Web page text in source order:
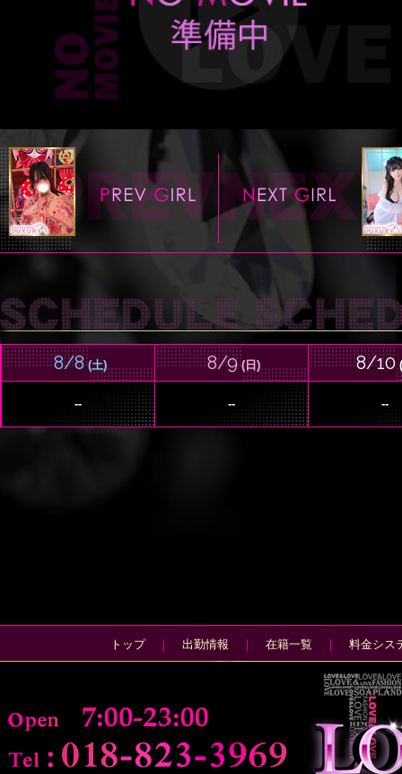
8/8(土)
--
8/9(日)
--
8/10
--
トップ ｜ 出勤情報 ｜ 在籍一覧 ｜ 料金シス